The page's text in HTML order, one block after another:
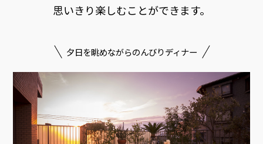
思いきり楽しむことができます。
夕日を眺めながらのんびりディナー